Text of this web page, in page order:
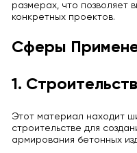
размерах, что позволяет
конкретных проектов.
Сферы
1.
Этот материал находит
строительстве для
армирования бетонных